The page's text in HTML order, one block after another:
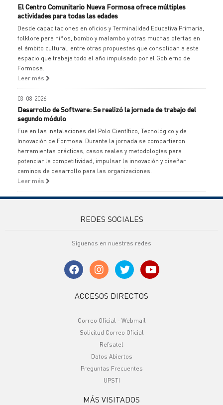
El Centro Comunitario Nueva Formosa ofrece múltiples
actividades para todas las edades
Desde capacitaciones en oficios y Terminalidad Educativa Primaria,
folklore para niños, bombo y malambo y otras muchas ofertas en
el ámbito cultural, entre otras propuestas que consolidan a este
espacio que trabaja todo el año impulsado por el Gobierno de
Formosa.
Leer más
03-08-2026
Desarrollo de Software: Se realizó la jornada de trabajo del
segundo módulo
Fue en las instalaciones del Polo Científico, Tecnológico y de
Innovación de Formosa. Durante la jornada se compartieron
herramientas prácticas, casos reales y metodologías para
potenciar la competitividad, impulsar la innovación y diseñar
caminos de desarrollo para las organizaciones.
Leer más
REDES SOCIALES
Síguenos en nuestras redes
ACCESOS DIRECTOS
Correo Oficial - Webmail
Solicitud Correo Oficial
Refsatel
Datos Abiertos
Preguntas Frecuentes
UPSTI
MÁS VISITADOS